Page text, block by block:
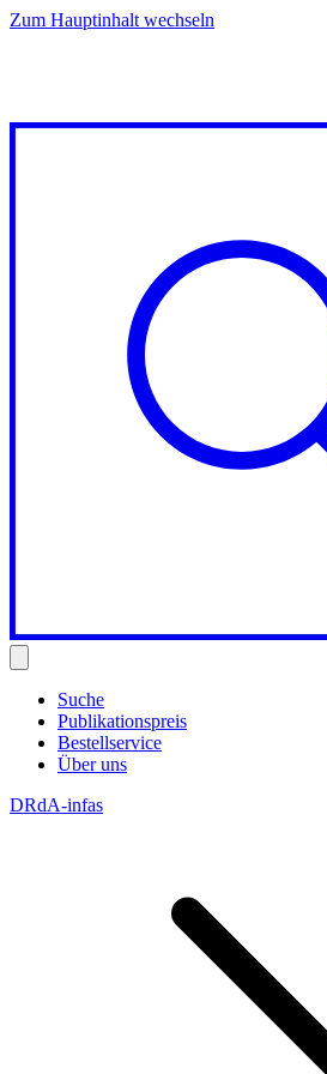
Zum Hauptinhalt wechseln
Suche
Publikationspreis
Bestellservice
Über uns
DRdA-infas